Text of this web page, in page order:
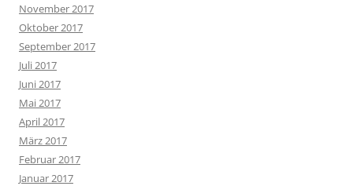
November 2017
Oktober 2017
September 2017
Juli 2017
Juni 2017
Mai 2017
April 2017
März 2017
Februar 2017
Januar 2017